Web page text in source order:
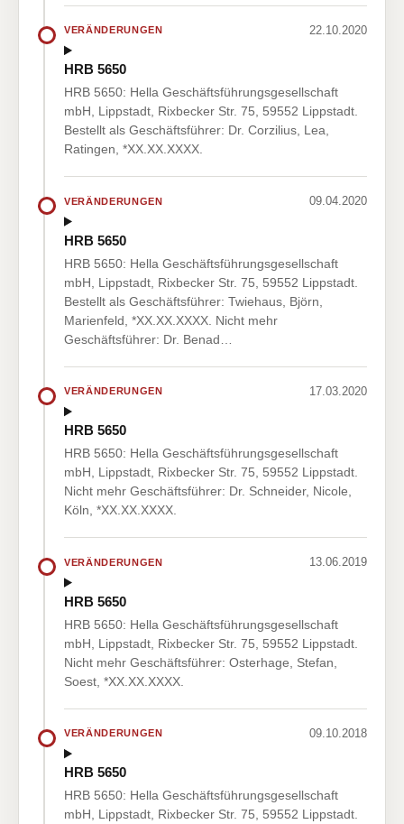
VERÄNDERUNGEN 22.10.2020
HRB 5650
HRB 5650: Hella Geschäftsführungsgesellschaft
mbH, Lippstadt, Rixbecker Str. 75, 59552 Lippstadt.
Bestellt als Geschäftsführer: Dr. Corzilius, Lea,
Ratingen, *XX.XX.XXXX.
VERÄNDERUNGEN 09.04.2020
HRB 5650
HRB 5650: Hella Geschäftsführungsgesellschaft
mbH, Lippstadt, Rixbecker Str. 75, 59552 Lippstadt.
Bestellt als Geschäftsführer: Twiehaus, Björn,
Marienfeld, *XX.XX.XXXX. Nicht mehr
Geschäftsführer: Dr. Benad…
VERÄNDERUNGEN 17.03.2020
HRB 5650
HRB 5650: Hella Geschäftsführungsgesellschaft
mbH, Lippstadt, Rixbecker Str. 75, 59552 Lippstadt.
Nicht mehr Geschäftsführer: Dr. Schneider, Nicole,
Köln, *XX.XX.XXXX.
VERÄNDERUNGEN 13.06.2019
HRB 5650
HRB 5650: Hella Geschäftsführungsgesellschaft
mbH, Lippstadt, Rixbecker Str. 75, 59552 Lippstadt.
Nicht mehr Geschäftsführer: Osterhage, Stefan,
Soest, *XX.XX.XXXX.
VERÄNDERUNGEN 09.10.2018
HRB 5650
HRB 5650: Hella Geschäftsführungsgesellschaft
mbH, Lippstadt, Rixbecker Str. 75, 59552 Lippstadt.